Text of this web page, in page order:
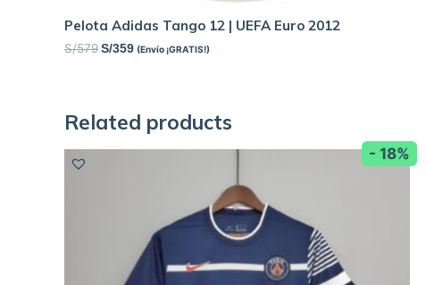
Pelota Adidas Tango 12 | UEFA Euro 2012
S/579 S/359 (Envío ¡GRATIS!)
Related products
- 18%